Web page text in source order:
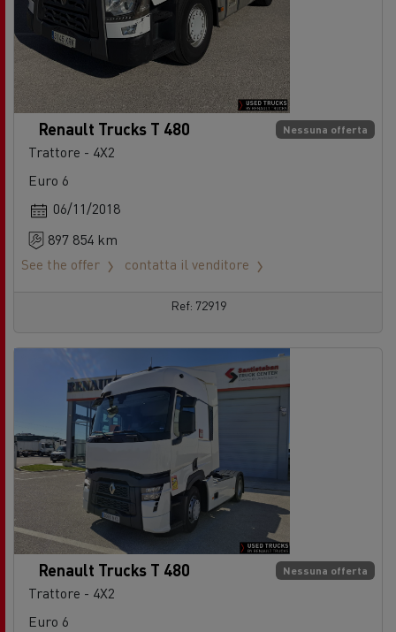
Nessuna offerta
Renault Trucks T 480
Trattore - 4X2
Euro 6
06/11/2018
897 854 km
See the offer
contatta il venditore
Ref: 72919
Nessuna offerta
Renault Trucks T 480
Trattore - 4X2
Euro 6